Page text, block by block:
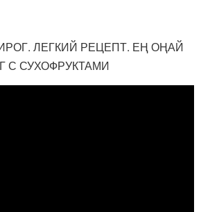
ЛЕГКИЙ РЕЦЕПТ. ЕҢ ОҢАЙ
С СУХОФРУКТАМИ